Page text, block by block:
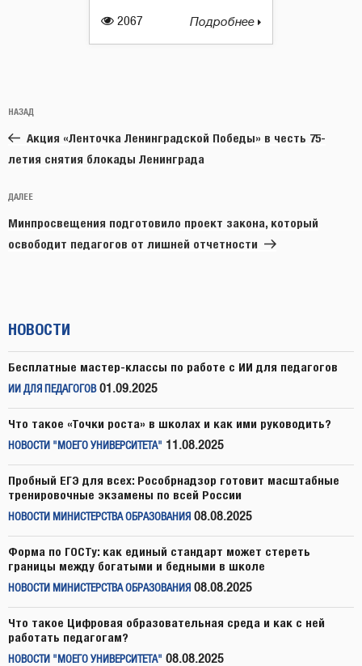
2067 Подробнее
по
записям
Предыдущая
запись:
НАЗАД
Акция «Ленточка Ленинградской Победы» в честь 75-
летия снятия блокады Ленинграда
Следующая
запись
ДАЛЕЕ
Минпросвещения подготовило проект закона, который
освободит педагогов от лишней отчетности
НОВОСТИ
Бесплатные мастер-классы по работе с ИИ для педагогов
ИИ ДЛЯ ПЕДАГОГОВ 01.09.2025
Что такое «Точки роста» в школах и как ими руководить?
НОВОСТИ "МОЕГО УНИВЕРСИТЕТА" 11.08.2025
Пробный ЕГЭ для всех: Рособрнадзор готовит масштабные
тренировочные экзамены по всей России
НОВОСТИ МИНИСТЕРСТВА ОБРАЗОВАНИЯ 08.08.2025
Форма по ГОСТу: как единый стандарт может стереть
границы между богатыми и бедными в школе
НОВОСТИ МИНИСТЕРСТВА ОБРАЗОВАНИЯ 08.08.2025
Что такое Цифровая образовательная среда и как с ней
работать педагогам?
НОВОСТИ "МОЕГО УНИВЕРСИТЕТА" 08.08.2025